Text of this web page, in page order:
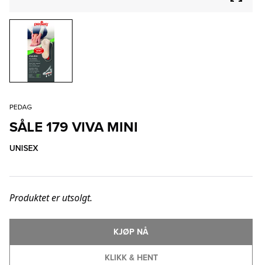
PEDAG
SÅLE 179 VIVA MINI
UNISEX
Produktet er utsolgt.
KLIKK & HENT
KJØP NÅ